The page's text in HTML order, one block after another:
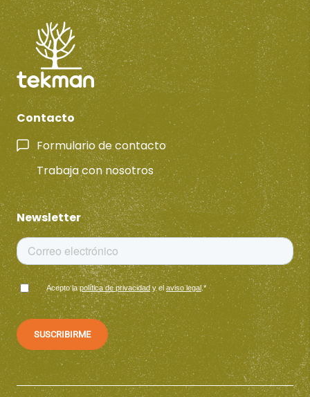
Contacto
Formulario de contacto
Trabaja con nosotros
Newsletter
Acepto lapolítica de privacidady el aviso legal.*